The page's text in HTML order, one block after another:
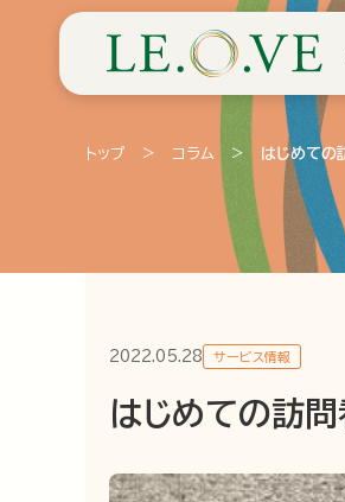
トップ > コラム > はじめての
2022.05.28 サービス情報
はじめての訪